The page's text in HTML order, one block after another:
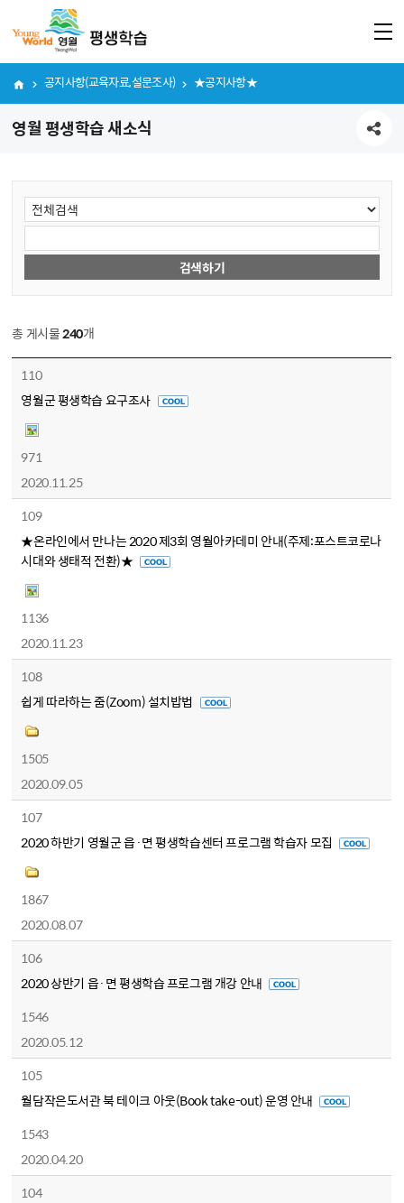
영월 평생학습 새소식
공지사항(교육자료,설문조사) ★공지사항★
검색하기
총 게시물240개
110
영월군 평생학습 요구조사
971
2020.11.25
109
★온라인에서 만나는 2020 제3회 영월아카데미 안내(주제:포스트코로나
시대와 생태적 전환)★
1136
2020.11.23
108
쉽게 따라하는 줌(Zoom) 설치밥법
1505
2020.09.05
107
2020 하반기 영월군 읍·면 평생학습센터 프로그램 학습자 모집
1867
2020.08.07
106
2020 상반기 읍·면 평생학습 프로그램 개강 안내
1546
2020.05.12
105
월담작은도서관 북 테이크 아웃(Book take-out) 운영 안내
1543
2020.04.20
104